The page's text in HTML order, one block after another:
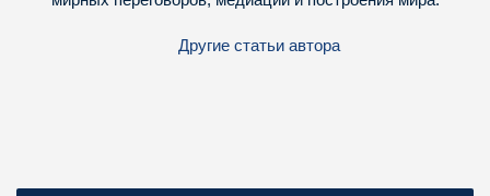
Другие статьи автора